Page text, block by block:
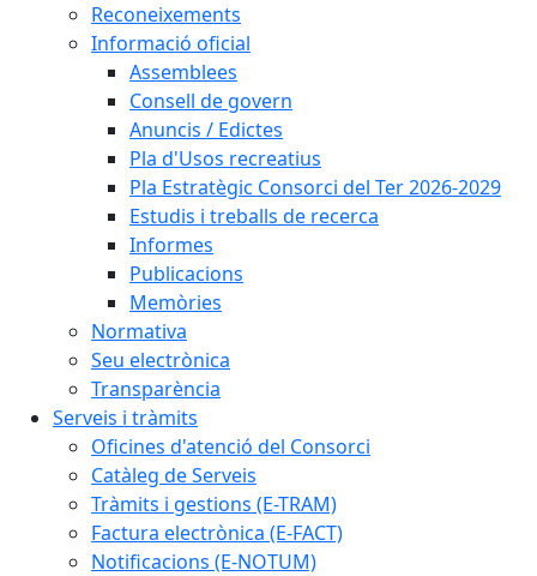
Reconeixements
Informació oficial
Assemblees
Consell de govern
Anuncis / Edictes
Pla d'Usos recreatius
Pla Estratègic Consorci del Ter 2026-2029
Estudis i treballs de recerca
Informes
Publicacions
Memòries
Normativa
Seu electrònica
Transparència
Serveis i tràmits
Oficines d'atenció del Consorci
Catàleg de Serveis
Tràmits i gestions (E-TRAM)
Factura electrònica (E-FACT)
Notificacions (E-NOTUM)